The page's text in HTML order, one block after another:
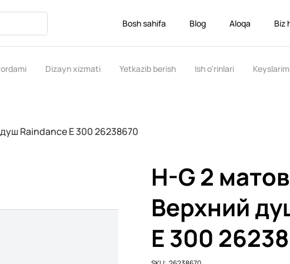
Bosh sahifa Blog Aloqa Biz
Dizayn xizmati Yetkazib berish Ish o'rinlari
Raindance E 300 26238670
H-G 2
Верхний
E 300
SKU